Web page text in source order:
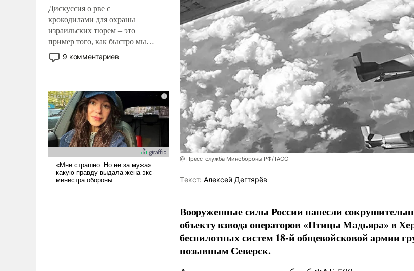
Дискуссия о рве с
крокодилами для охраны
израильских тюрем – это
пример того, как быстро мы
двигаемся по пути
революционных изменений.
псевдонаучной фантастики,
стало всерьез обсуждаемой
идеей.
9 комментариев
@ Пресс-служба Минобороны РФ/ТАСС
Tекст: Алексей Дегтярёв
Вооруженные силы России нанесли
объекту взвода операторов «Птицы Мадьяра» в
беспилотных систем 18-й общевойсковой армии
позывным Северск.